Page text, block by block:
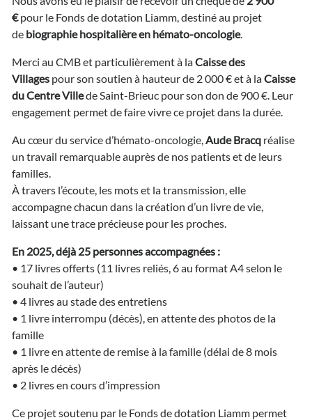
Remise
don
CMB
€pour le Fonds de dotation Liamm, destiné au projet
de biographie hospitalière en hémato-oncologie.
Merci au CMB et particulièrement à laCaisse des
Villages pour son soutien à hauteur de 2 000 € et à laCaisse
du Centre Villede Saint-Brieuc pour son don de 900 €. Leur
engagement permet de faire vivre ce projet dans la durée.
Au cœur du service d’hémato-oncologie,Aude Bracq réalise
un travail remarquable auprès de nos patients et de leurs
familles.
À travers l’écoute, les mots et la transmission, elle
accompagne chacun dans la création d’un livre de vie,
laissant une trace précieuse pour les proches.
En 2025, déjà 25 personnes accompagnées :
• 17 livres offerts (11 livres reliés, 6 au format A4 selon le
souhait de l’auteur)
• 4 livres au stade des entretiens
• 1 livre interrompu (décès), en attente des photos de la
famille
• 1 livre en attente de remise à la famille (délai de 8 mois
après le décès)
• 2 livres en cours d’impression
Ce projet soutenu par le Fonds de dotation Liamm permet